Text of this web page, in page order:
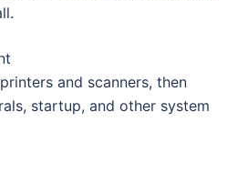
and scanners, then
startup, and other system